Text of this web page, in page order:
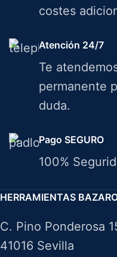
costes
Atención 24/7
Te
permanente
duda.
Pago SEGURO
100%
HERRAMIENTAS
C. Pino Ponderosa
41016 Sevilla